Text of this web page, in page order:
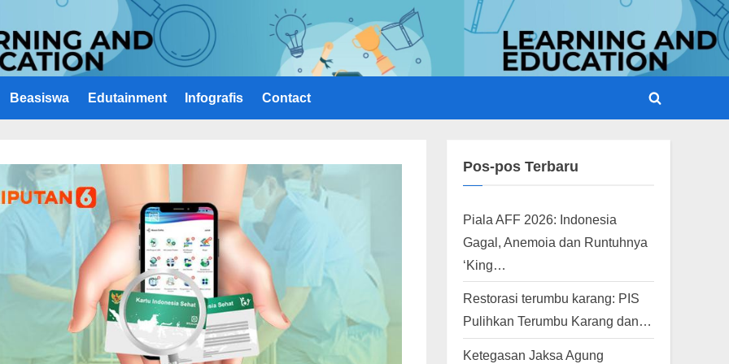
Beasiswa Edutainment Infografis Contact
Toggle
Pos-pos Terbaru
Piala AFF 2026: Indonesia
Gagal, Anemoia dan Runtuhnya
‘King…
Restorasi terumbu karang: PIS
Pulihkan Terumbu Karang dan…
Ketegasan Jaksa Agung